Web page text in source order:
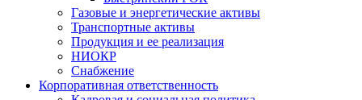
Газовые и энергетические активы
Транспортные активы
Продукция и ее реализация
НИОКР
Снабжение
Корпоративная ответственность